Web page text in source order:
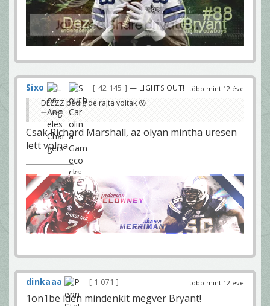
több mint 12 éve
Sixo 42 145 — LIGHTS OUT!
DEZZZ pedig de rajta voltak 😮
Kroos
Csak Richard Marshall, az olyan mintha üresen
lett volna.
több mint 12 éve
dinkaaa 1 071
1on1be idén mindenkit megver Bryant!